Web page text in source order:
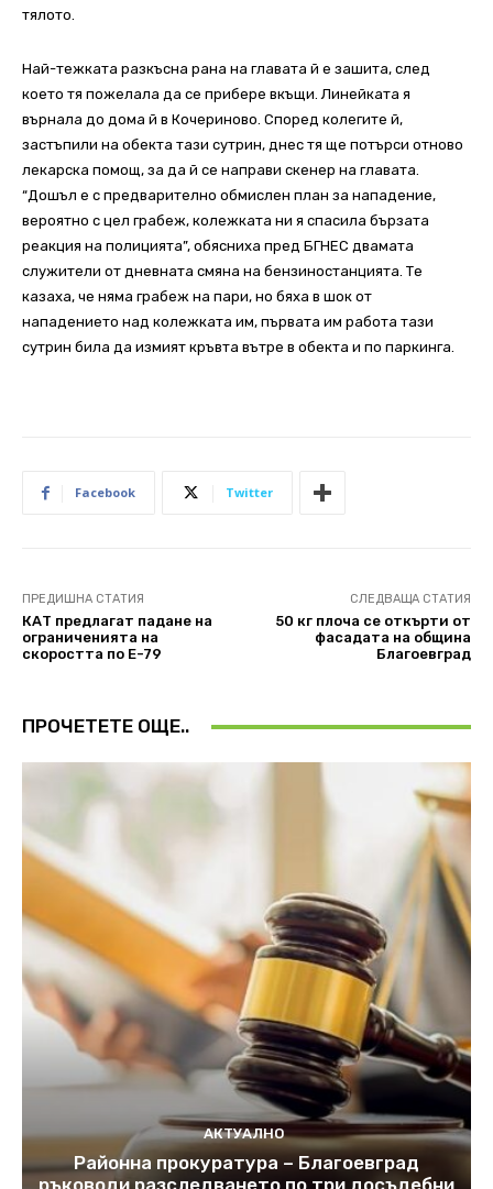
тялото.
Най-тежката разкъсна рана на главата й е зашита, след
което тя пожелала да се прибере вкъщи. Линейката я
върнала до дома й в Кочериново. Според колегите й,
застъпили на обекта тази сутрин, днес тя ще потърси отново
лекарска помощ, за да й се направи скенер на главата.
“Дошъл е с предварително обмислен план за нападение,
вероятно с цел грабеж, колежката ни я спасила бързата
реакция на полицията”, обясниха пред БГНЕС двамата
служители от дневната смяна на бензиностанцията. Те
казаха, че няма грабеж на пари, но бяха в шок от
нападението над колежката им, първата им работа тази
сутрин била да измият кръвта вътре в обекта и по паркинга.
Facebook Twitter
ПРЕДИШНА СТАТИЯ
КАТ предлагат падане на
ограниченията на
скоростта по Е-79
СЛЕДВАЩА СТАТИЯ
50 кг плоча се откърти от
фасадата на община
Благоевград
ПРОЧЕТЕТЕ ОЩЕ..
АКТУАЛНО
Районна прокуратура – Благоевград